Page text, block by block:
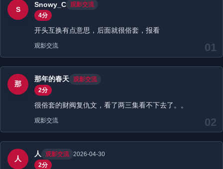
01
S
Snowy_C 观影交流
4分
开头互换有点意思，后面就很俗套，报看
观影交流
02
那
那年的春天 观影交流
2分
很俗套的财阀复仇文，看了两三集看不下去了。。
观影交流
人
人 观影交流 2026-04-30
2分